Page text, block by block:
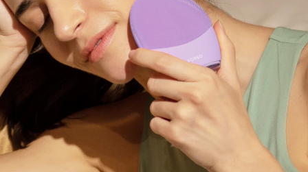
Användarprofil
Mina enheter
Mina beställningar
Mina adresser
Mina prenumerationer
FAQ™ Pure Beauty-Tech Elixir
BREAKING NEWS
issa™ Teeth Whitening Set
Språk
English Deutsch
Español
Français
Italiano
Português
Svenska
Русский
Türkçe
简体中文 繁體中文